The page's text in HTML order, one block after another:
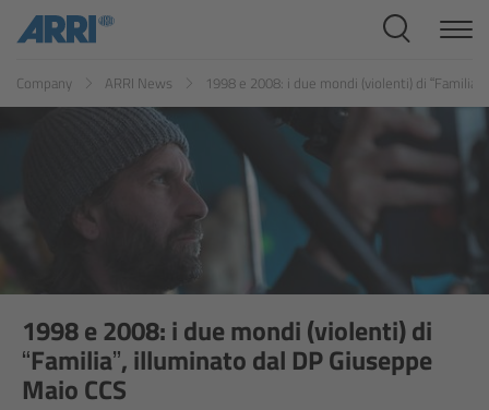
ES KR
Company ARRI News 1998 e 2008: i due mondi (violenti) di
1998 e 2008: i due mondi (violenti) di
“Familia”, illuminato dal DP Giuseppe
Maio CCS
Cine Systems
Overview
ALEXA 35 Xtreme
ALEXA Mini LF